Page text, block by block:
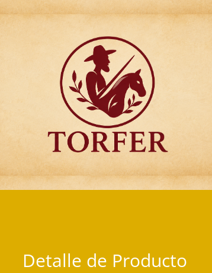
para Regalo Torfer.
Detalle de Producto